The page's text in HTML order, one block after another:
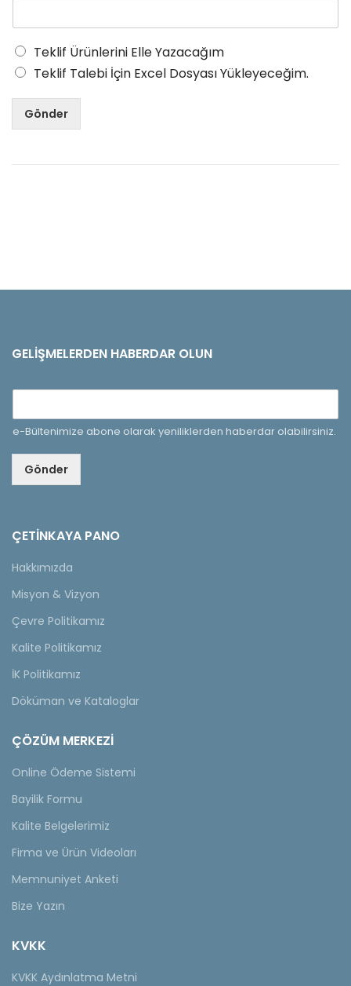
Teklif Ürünlerini Elle Yazacağım
Teklif Talebi İçin Excel Dosyası Yükleyeceğim.
Gönder
GELIŞMELERDEN HABERDAR OLUN
e-Bültenimize abone olarak yeniliklerden haberdar olabilirsiniz.
Gönder
ÇETINKAYA PANO
Hakkımızda
Misyon & Vizyon
Çevre Politikamız
Kalite Politikamız
İK Politikamız
Döküman ve Kataloglar
ÇÖZÜM MERKEZİ
Online Ödeme Sistemi
Bayilik Formu
Kalite Belgelerimiz
Firma ve Ürün Videoları
Memnuniyet Anketi
Bize Yazın
KVKK
KVKK Aydınlatma Metni